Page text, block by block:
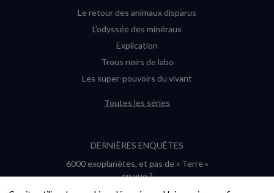
Le retour des animaux disparus
L’odyssée des minéraux
Explication
Trous noirs de labo
Les super-pouvoirs du vivant
Toutes les séries
DERNIÈRES ENQUÊTES
6000 exoplanètes, et pas de « Terre »
en vue ?